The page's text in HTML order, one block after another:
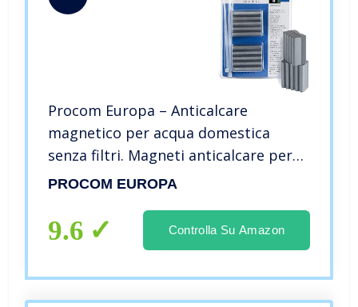
Procom Europa – Anticalcare
magnetico per acqua domestica
senza filtri. Magneti anticalcare per
purificare l’acqua di tutta la casa. –
certificata. Made in Europe.
PROCOM EUROPA
9.6 Controlla Su Amazon